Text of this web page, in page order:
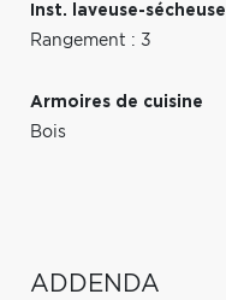
Inst. laveuse-sécheuse
Rangement : 3
Armoires de cuisine
Bois
ADDENDA